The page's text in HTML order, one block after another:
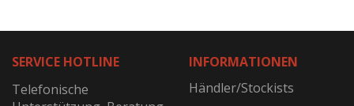
SERVICE HOTLINE
Telefonische
INFORMATIONEN
Händler/Stockists